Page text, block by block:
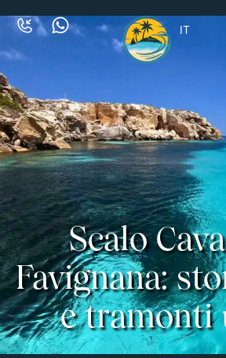
IT
Scalo
Favignana:
e tramonti